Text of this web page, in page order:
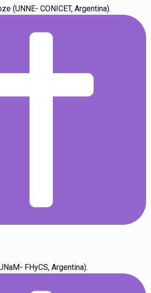
(UNNE- CONICET, Argentina).
FHyCS, Argentina).